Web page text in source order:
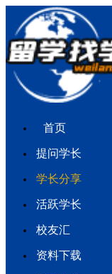
首页
提问学长
学长分享
活跃学长
校友汇
资料下载